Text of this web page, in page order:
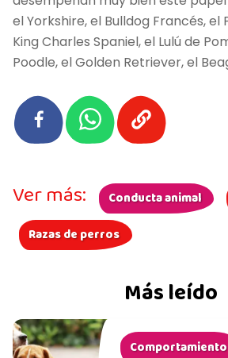
el Yorkshire, el Bulldog Francés, el
King Charles Spaniel, el Lulú de
Poodle, el Golden Retriever, el
Más leído
Comportamiento
Ver más: Conducta animal
Razas de perros